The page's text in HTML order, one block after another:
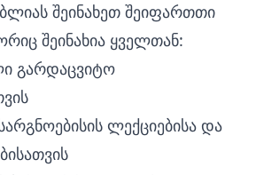
შეინახეთ შეიფართთი
შეინახია ყველთან:
გარდაცვიტო
ლექციებისა და